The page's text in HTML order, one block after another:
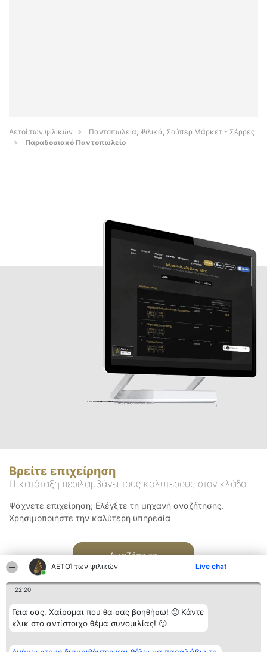
ΑΕΤΟΊ των ψιλικών Live chat
22:20
Γεια σας. Χαίρομαι που θα σας βοηθήσω! 🙂 Κάντε
κλικ στο αντίστοιχο θέμα συνομιλίας! 🙂
Αετοί των ψιλικών
Παντοπωλεία, Ψιλικά, Σούπερ Μάρκετ - Σέρρες
Παραδοσιακό Παντοπωλείο
Βρείτε επιχείρηση
Η κατάταξη περιλαμβάνει τους καλύτερους στον κλάδο
Ψάχνετε επιχείρηση; Ελέγξτε τη μηχανή αναζήτησης.
Χρησιμοποιήστε την καλύτερη υπηρεσία
Αναζήτηση
Διοργανωτής της
Κατάταξη Επικοινωνία